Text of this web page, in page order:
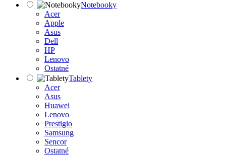
Notebooky
Acer
Apple
Asus
Dell
HP
Lenovo
Ostatné
Tablety
Acer
Asus
Huawei
Lenovo
Prestigio
Samsung
Sencor
Ostatné